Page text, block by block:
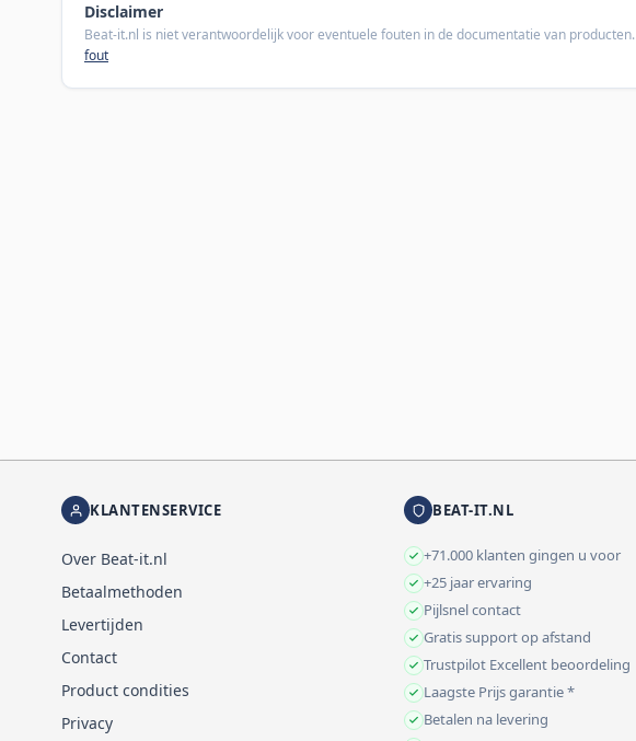
Disclaimer
Beat-it.nl is niet verantwoordelijk voor eventuele fouten in de documentatie van producten.
fout
KLANTENSERVICE
Over Beat-it.nl
Betaalmethoden
Levertijden
Contact
Product condities
Privacy
BEAT-IT.NL
+71.000 klanten gingen u voor
+25 jaar ervaring
Pijlsnel contact
Gratis support op afstand
Trustpilot Excellent beoordeling
Laagste Prijs garantie *
Betalen na levering